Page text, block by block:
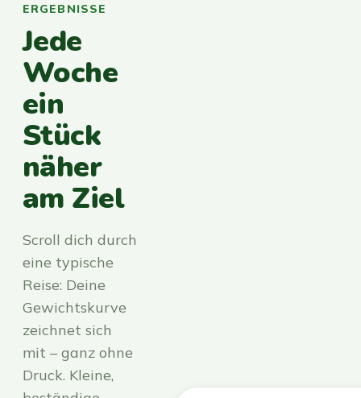
ERGEBNISSE
Jede
Woche
ein
Stück
näher
am Ziel
Scroll dich durch
eine typische
Reise: Deine
Gewichtskurve
zeichnet sich
mit – ganz ohne
Druck. Kleine,